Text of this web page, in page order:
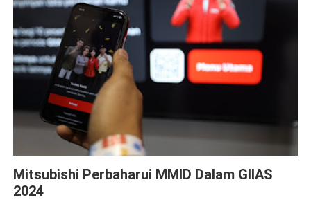
Mitsubishi Perbaharui MMID Dalam GIIAS
2024